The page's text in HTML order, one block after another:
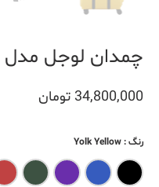
چمدان لوجل مدل Voja Medium
34,800,000 تومان
رنگ: Yolk Yellow
Black
Ink Blue
Lavender
Seaweed